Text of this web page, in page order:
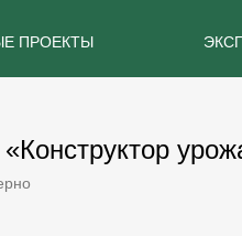
ПРОЕКТЫ
«Конструктор